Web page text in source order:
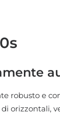
robusto e
orizzontali,